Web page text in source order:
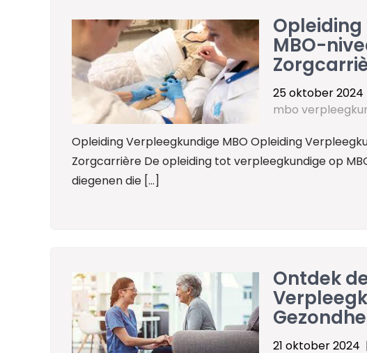
MBO-
25 oktober 2024
mbo
Opleiding Verpleegkundige MBO Opleiding
Zorgcarrière De opleiding tot verpleegkundige op
diegenen die […]
Ontdek
21 oktober 2024